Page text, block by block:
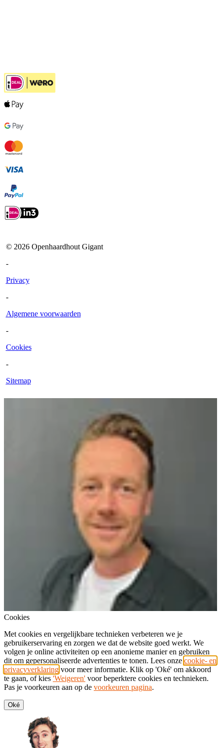
© 2026Openhaardhout Gigant
-
Privacy
-
Algemene voorwaarden
-
Cookies
-
Sitemap
Cookies
Met cookies en vergelijkbare technieken verbeteren we je
gebruikerservaring en zorgen we dat de website goed werkt. We
volgen je online activiteiten op een anonieme manier en gebruiken
dit om gepersonaliseerde advertenties te tonen. Lees onze cookie- en
privacyverklaring voor meer informatie. Klik op 'Oké' om akkoord
te gaan, of kies 'Weigeren' voor beperktere cookies en technieken.
Pas je voorkeuren aan op de voorkeuren pagina.
Oké